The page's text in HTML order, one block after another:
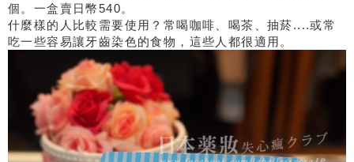
個。一盒賣日幣540。
什麼樣的人比較需要使用？常喝咖啡、喝茶、抽菸....或常
吃一些容易讓牙齒染色的食物，這些人都很適用。